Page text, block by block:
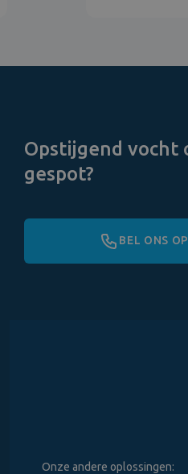
Opstijgend vocht
gespot?
BEL ONS
Onze andere oplossingen: